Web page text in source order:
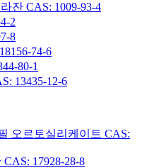
잔 CAS: 1009-93-4
2
8
74-6
80-1
13435-12-6
오르토실리케이트 CAS:
17928-28-8